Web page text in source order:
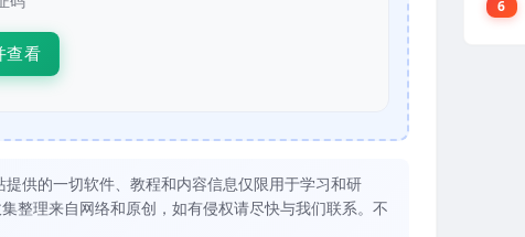
查看
供的一切软件、教程和内容信息仅限用于学习和研
整理来自网络和原创，如有侵权请尽快与我们联系。不
6